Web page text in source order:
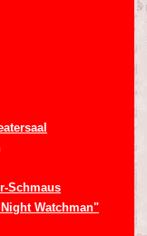
Schmaus
Watchman"